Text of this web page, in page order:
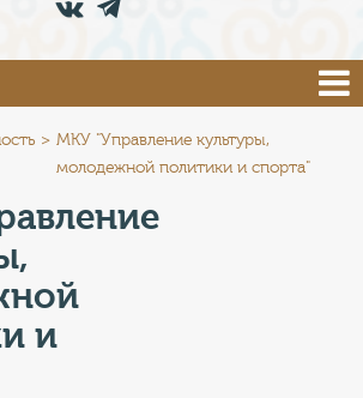
МКУ "Управление культуры,
молодежной политики и спорта"
и